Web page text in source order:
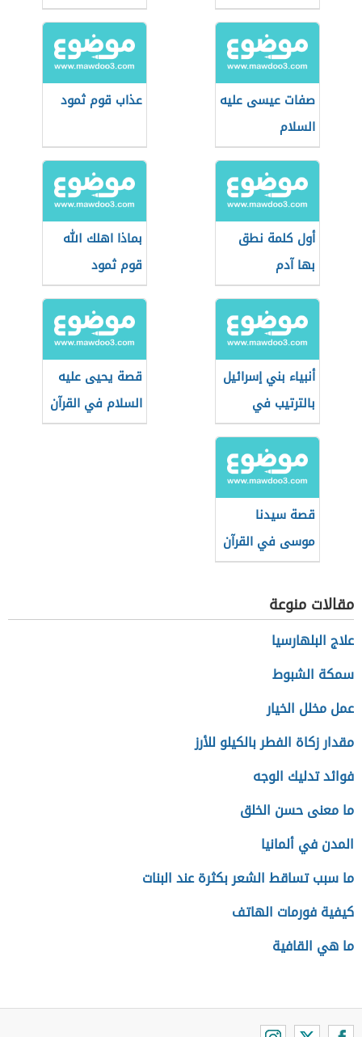
السلام
صفات عيسى عليه
السلام
عذاب قوم ثمود
أول كلمة نطق
بها آدم
بماذا اهلك الله
قوم ثمود
أنبياء بني إسرائيل
بالترتيب في
الإسلام
قصة يحيى عليه
السلام في القرآن
الكريم
قصة سيدنا
موسى في القرآن
حسب تسلسلها
التاريخي
مقالات منوعة
علاج البلهارسيا
سمكة الشبوط
عمل مخلل الخيار
مقدار زكاة الفطر بالكيلو للأرز
فوائد تدليك الوجه
ما معنى حسن الخلق
المدن في ألمانيا
ما سبب تساقط الشعر بكثرة عند البنات
كيفية فورمات الهاتف
ما هي القافية